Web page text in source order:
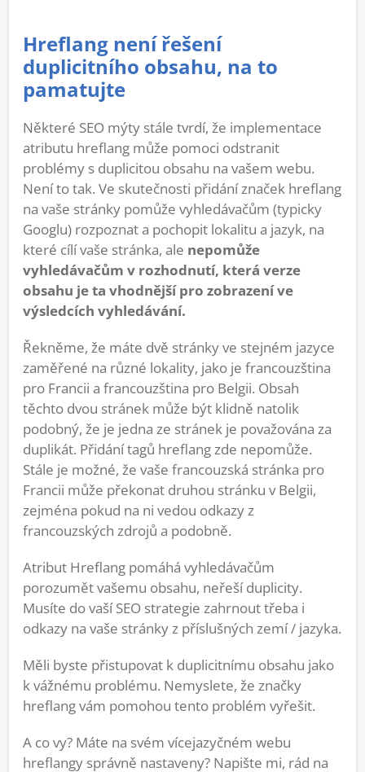
Hreflang není řešení
duplicitního obsahu, na to
pamatujte
Některé SEO mýty stále tvrdí, že implementace
atributu hreflang může pomoci odstranit
problémy s duplicitou obsahu na vašem webu.
Není to tak. Ve skutečnosti přidání značek hreflang
na vaše stránky pomůže vyhledávačům (typicky
Googlu) rozpoznat a pochopit lokalitu a jazyk, na
které cílí vaše stránka, ale nepomůže
vyhledávačům v rozhodnutí, která verze
obsahu je ta vhodnější pro zobrazení ve
výsledcích vyhledávání.
Řekněme, že máte dvě stránky ve stejném jazyce
zaměřené na různé lokality, jako je francouzština
pro Francii a francouzština pro Belgii. Obsah
těchto dvou stránek může být klidně natolik
podobný, že je jedna ze stránek je považována za
duplikát. Přidání tagů hreflang zde nepomůže.
Stále je možné, že vaše francouzská stránka pro
Francii může překonat druhou stránku v Belgii,
zejména pokud na ni vedou odkazy z
francouzských zdrojů a podobně.
Atribut Hreflang pomáhá vyhledávačům
porozumět vašemu obsahu, neřeší duplicity.
Musíte do vaší SEO strategie zahrnout třeba i
odkazy na vaše stránky z příslušných zemí / jazyka.
Měli byste přistupovat k duplicitnímu obsahu jako
k vážnému problému. Nemyslete, že značky
hreflang vám pomohou tento problém vyřešit.
A co vy? Máte na svém vícejazyčném webu
hreflangy správně nastaveny? Napište mi, rád na